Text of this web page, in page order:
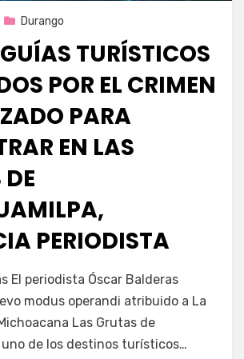
Durango
TURÍSTICOS
POR EL CRIMEN
PARA
EN LAS
PERIODISTA
Servín
El periodista Óscar Balderas
modus operandi atribuido a La
Las Grutas de
uno de los destinos turísticos…